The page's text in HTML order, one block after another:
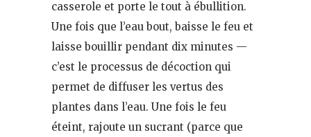
casserole et porte le tout à ébullition.
Une fois que l’eau bout, baisse le feu et
laisse bouillir pendant dix minutes —
c’est le processus de décoction qui
permet de diffuser les vertus des
plantes dans l’eau. Une fois le feu
éteint, rajoute un sucrant (parce que